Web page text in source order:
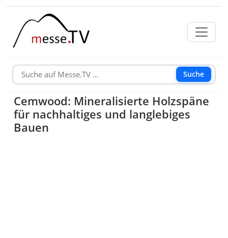
Suche
Cemwood: Mineralisierte Holzspäne
für nachhaltiges und langlebiges
Bauen